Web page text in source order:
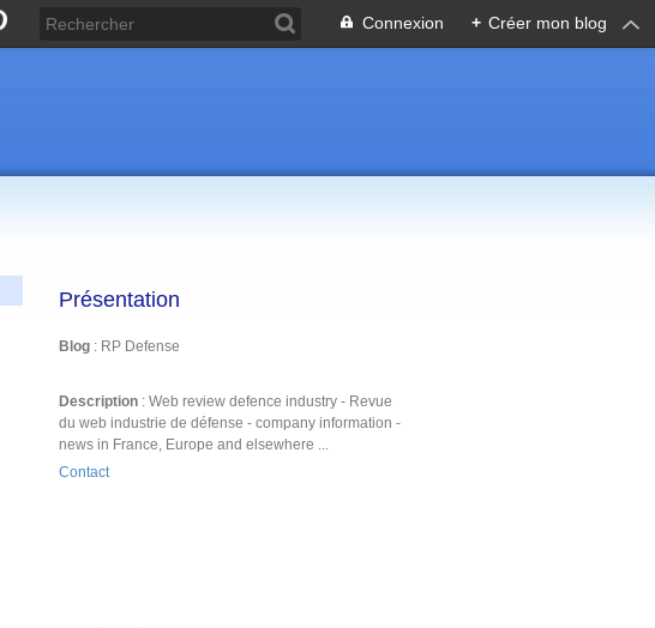
Connexion + Créer mon blog
Présentation
Blog : RP Defense
Description : Web review defence industry - Revue
du web industrie de défense - company information -
news in France, Europe and elsewhere ...
Contact